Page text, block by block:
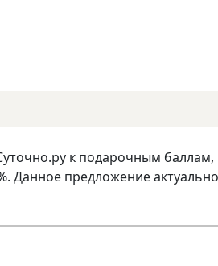
к подарочным баллам,
Данное предложение